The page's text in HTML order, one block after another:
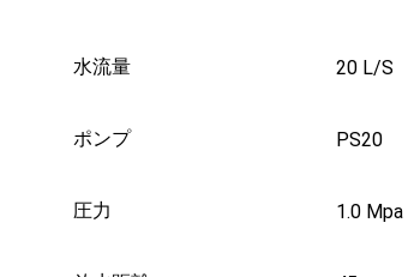
水流量 20 L/S
ポンプ PS20
圧力 1.0 Mpa